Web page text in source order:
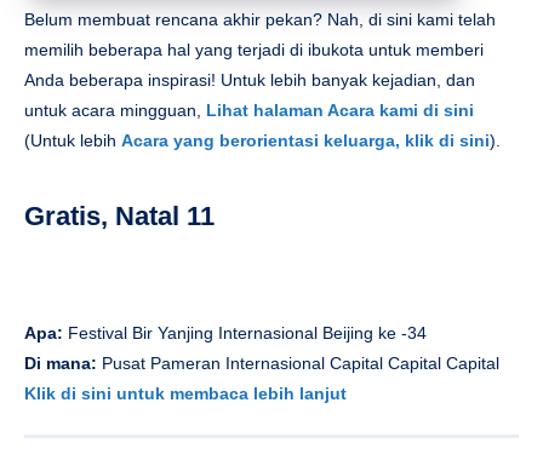
Belum membuat rencana akhir pekan? Nah, di sini kami telah
memilih beberapa hal yang terjadi di ibukota untuk memberi
Anda beberapa inspirasi! Untuk lebih banyak kejadian, dan
untuk acara mingguan, Lihat halaman Acara kami di sini
(Untuk lebih Acara yang berorientasi keluarga, klik di sini).
Gratis, Natal 11
Apa: Festival Bir Yanjing Internasional Beijing ke -34
Di mana: Pusat Pameran Internasional Capital Capital Capital
Klik di sini untuk membaca lebih lanjut